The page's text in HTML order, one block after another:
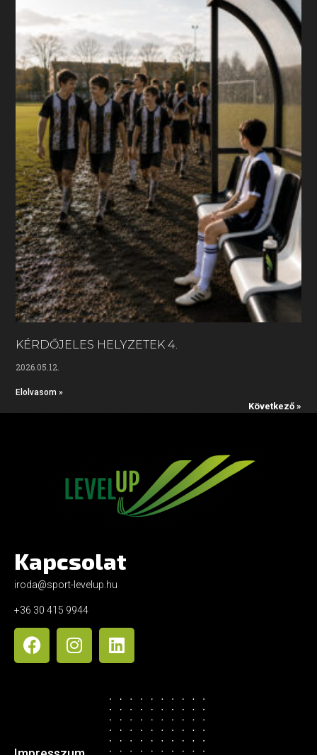
KÉRDŐJELES HELYZETEK 4.
2026.05.12.
Elolvasom »
Következő »
Kapcsolat
iroda@sport-levelup.hu
+36 30 415 9944